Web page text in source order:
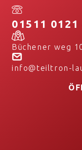
01511 0121
Büchener weg
info@teiltron-